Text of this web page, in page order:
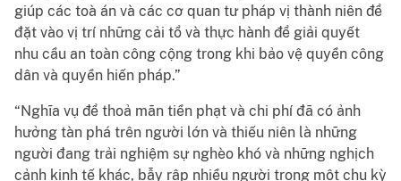
giúp các toà án và các cơ quan tư pháp vị thành niên để
đặt vào vị trí những cải tổ và thực hành để giải quyết
nhu cầu an toàn công cộng trong khi bảo vệ quyền công
dân và quyền hiến pháp.”
“Nghĩa vụ để thoả mãn tiền phạt và chi phí đã có ảnh
hưởng tàn phá trên người lớn và thiếu niên là những
người đang trải nghiệm sự nghèo khó và những nghịch
cảnh kinh tế khác, bẫy rập nhiều người trong một chu kỳ